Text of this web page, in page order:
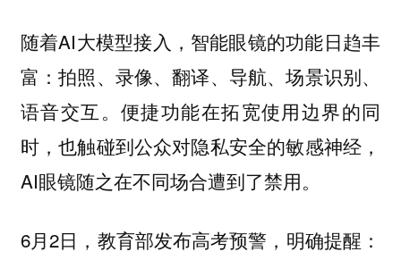
随着AI大模型接入，智能眼镜的功能日趋丰
富：拍照、录像、翻译、导航、场景识别、
语音交互。便捷功能在拓宽使用边界的同
时，也触碰到公众对隐私安全的敏感神经，
AI眼镜随之在不同场合遭到了禁用。
6月2日，教育部发布高考预警，明确提醒：